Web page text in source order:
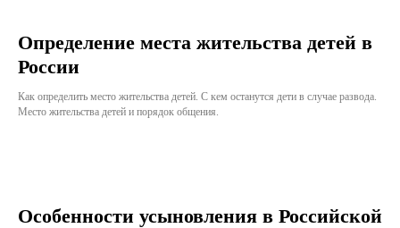
Определение места жительства детей в
России
Как определить место жительства детей. С кем останутся дети в случае развода.
Место жительства детей и порядок общения.
Особенности усыновления в Российской